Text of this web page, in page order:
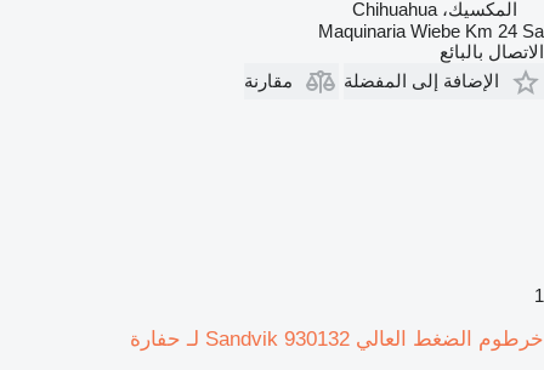
المكسيك، Chihuahua
Maquinaria Wiebe Km 24 Sa
الاتصال بالبائع
الإضافة إلى المفضلة
مقارنة
1
خرطوم الضغط العالي Sandvik 930132 لـ حفارة